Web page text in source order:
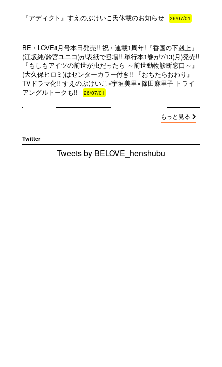
『アディクト』すえのぶけいこ氏休載のお知らせ 26/07/01
BE・LOVE8月号本日発売!! 祝・連載1周年!『香国の下剋上』
(江坂純/鈴宮ユニコ)が表紙で登場!! 単行本1巻が7/13(月)発売!!
『もしもアイツの前世が虫だったら ～前世動物診断窓口～』
(大久保ヒロミ)はセンターカラー付き!! 『おちたらおわり』
TVドラマ化!! すえのぶけいこ×宇垣美里×篠田麻里子 トライ
アングルトークも!!
26/07/01
もっと見る
Twitter
Tweets by BELOVE_henshubu